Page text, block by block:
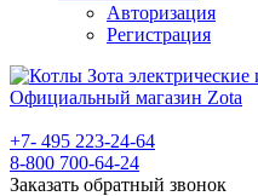
Авторизация
Регистрация
+7- 495 223-24-64
8-800 700-64-24
Заказать обратный звонок